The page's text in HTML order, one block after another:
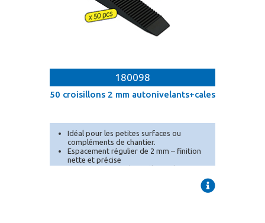
180098
50 croisillons 2 mm autonivelants+cales
Idéal pour les petites surfaces ou
compléments de chantier.
Espacement régulier de 2 mm – finition
nette et précise
Système autonivelant : élimine les